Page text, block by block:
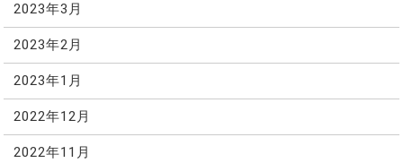
2023年3月
2023年2月
2023年1月
2022年12月
2022年11月